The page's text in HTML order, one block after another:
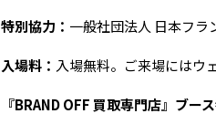
特別協力： 一般社団法人 日本フラ
入場料： 入場無料。ご来場にはウ
『BRAND OFF 買取専門店』ブー